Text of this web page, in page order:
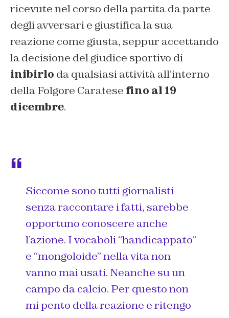
ricevute nel corso della partita da parte
degli avversari e giustifica la sua
reazione come giusta, seppur accettando
la decisione del giudice sportivo di
inibirlo da qualsiasi attività all’interno
della Folgore Caratese fino al 19
dicembre.
Siccome sono tutti giornalisti
senza raccontare i fatti, sarebbe
opportuno conoscere anche
l’azione. I vocaboli “handicappato”
e “mongoloide” nella vita non
vanno mai usati. Neanche su un
campo da calcio. Per questo non
mi pento della reazione e ritengo